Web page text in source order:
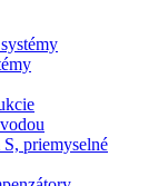
priemyselné